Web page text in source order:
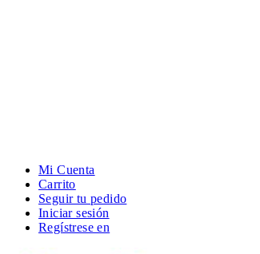
Mi Cuenta
Carrito
Seguir tu pedido
Iniciar sesión
Regístrese en